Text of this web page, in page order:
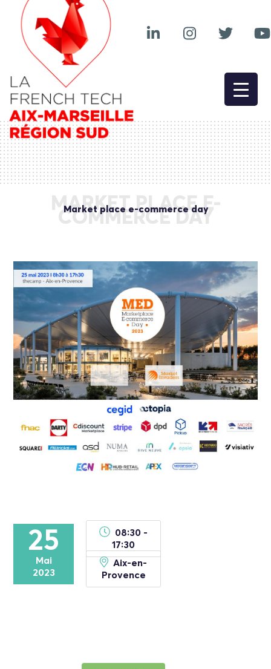
MARKET PLACE E-
COMMERCE DAY
Market place e-commerce day
25
Mai
2023
08:30 -
17:30
Aix-en-
Provence